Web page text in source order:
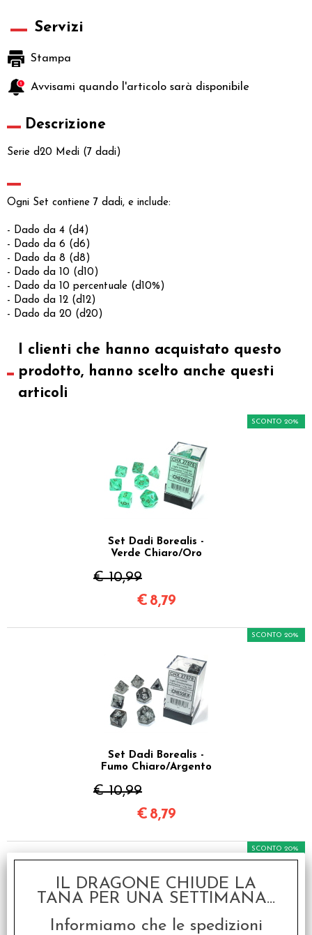
Servizi
Stampa
Avvisami quando l'articolo sarà disponibile
Descrizione
Serie d20 Medi (7 dadi)
Ogni Set contiene 7 dadi, e include:
- Dado da 4 (d4)
- Dado da 6 (d6)
- Dado da 8 (d8)
- Dado da 10 (d10)
- Dado da 10 percentuale (d10%)
- Dado da 12 (d12)
- Dado da 20 (d20)
I clienti che hanno acquistato questo
prodotto, hanno scelto anche questi
articoli
Set Dadi Borealis -
Verde Chiaro/Oro
€ 10,99
SCONTO 20%
€ 8,79
Set Dadi Borealis -
Fumo Chiaro/Argento
€ 10,99
SCONTO 20%
€ 8,79
SCONTO 20%
IL DRAGONE CHIUDE LA
TANA PER UNA SETTIMANA...
Informiamo che le spedizioni